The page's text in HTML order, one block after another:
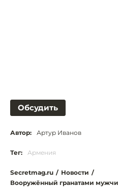
Обсудить
Автор: Артур Иванов
Тег: Армения
Secretmag.ru / Новости /
Вооружённый гранатами